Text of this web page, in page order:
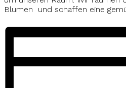
Blumen
und schaffen eine